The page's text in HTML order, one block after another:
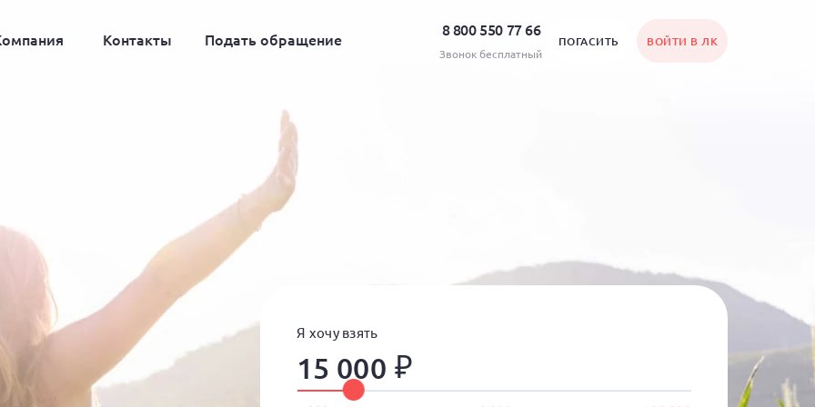
ПОГАСИТЬ ВОЙТИ В ЛК
8 800 550 77 66
Звонок бесплатный
Контакты Подать обращение
Я хочу взять
₽